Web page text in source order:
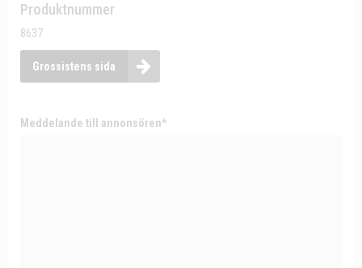
Produktnummer
8637
Grossistens sida
Meddelande till annonsören*